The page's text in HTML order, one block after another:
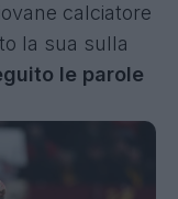
calciatore
la sua sulla
le parole